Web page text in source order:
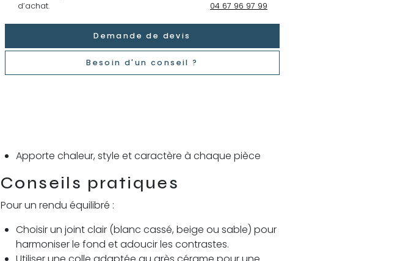
d’achat.
04 67 96 97 99
Demande de devis
Besoin d'un conseil ?
Apporte chaleur, style et caractère à chaque pièce
Conseils pratiques
Pour un rendu équilibré :
Choisir un joint clair (blanc cassé, beige ou sable) pour
harmoniser le fond et adoucir les contrastes.